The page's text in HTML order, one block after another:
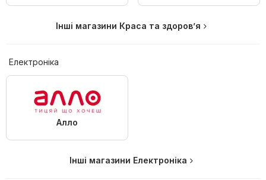
Інші магазини Краса та здоров’я
Електроніка
Алло
Інші магазини Електроніка